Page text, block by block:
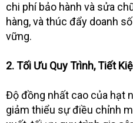
chi phí bảo hành và sửa
hàng, và thúc đẩy doanh
vững.
2. Tối Ưu Quy Trình, Tiết
Độ đồng nhất cao của hạt
giảm thiểu sự điều chỉnh